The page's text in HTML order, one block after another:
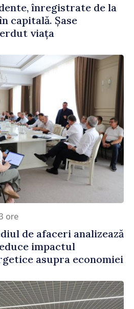
înregistrate de la
capitală. Șase
viața
ore
de afaceri analizează
impactul
asupra economiei